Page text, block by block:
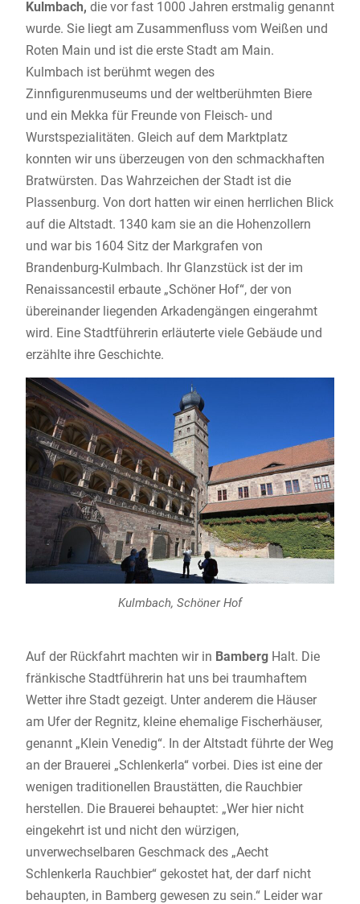
Kulmbach, die vor fast 1000 Jahren erstmalig genannt
wurde. Sie liegt am Zusammenfluss vom Weißen und
Roten Main und ist die erste Stadt am Main.
Kulmbach ist berühmt wegen des
Zinnfigurenmuseums und der weltberühmten Biere
und ein Mekka für Freunde von Fleisch- und
Wurstspezialitäten. Gleich auf dem Marktplatz
konnten wir uns überzeugen von den schmackhaften
Bratwürsten. Das Wahrzeichen der Stadt ist die
Plassenburg. Von dort hatten wir einen herrlichen Blick
auf die Altstadt. 1340 kam sie an die Hohenzollern
und war bis 1604 Sitz der Markgrafen von
Brandenburg-Kulmbach. Ihr Glanzstück ist der im
Renaissancestil erbaute „Schöner Hof“, der von
übereinander liegenden Arkadengängen eingerahmt
wird. Eine Stadtführerin erläuterte viele Gebäude und
erzählte ihre Geschichte.
Kulmbach, Schöner Hof
Auf der Rückfahrt machten wir in BambergHalt. Die
fränkische Stadtführerin hat uns bei traumhaftem
Wetter ihre Stadt gezeigt. Unter anderem die Häuser
am Ufer der Regnitz, kleine ehemalige Fischerhäuser,
genannt „Klein Venedig“. In der Altstadt führte der Weg
an der Brauerei „Schlenkerla“ vorbei. Dies ist eine der
wenigen traditionellen Braustätten, die Rauchbier
herstellen. Die Brauerei behauptet: „Wer hier nicht
eingekehrt ist und nicht den würzigen,
unverwechselbaren Geschmack des „Aecht
Schlenkerla Rauchbier“ gekostet hat, der darf nicht
behaupten, in Bamberg gewesen zu sein.“ Leider war